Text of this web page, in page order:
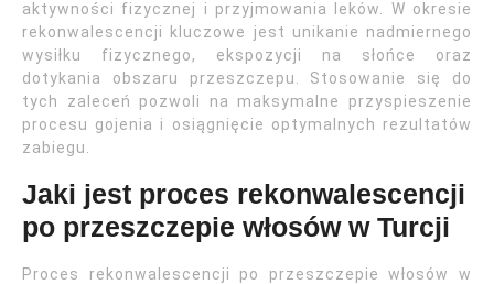
aktywności fizycznej i przyjmowania leków. W okresie
rekonwalescencji kluczowe jest unikanie nadmiernego
wysiłku fizycznego, ekspozycji na słońce oraz
dotykania obszaru przeszczepu. Stosowanie się do
tych zaleceń pozwoli na maksymalne przyspieszenie
procesu gojenia i osiągnięcie optymalnych rezultatów
zabiegu.
Jaki jest proces rekonwalescencji
po przeszczepie włosów w Turcji
Proces rekonwalescencji po przeszczepie włosów w